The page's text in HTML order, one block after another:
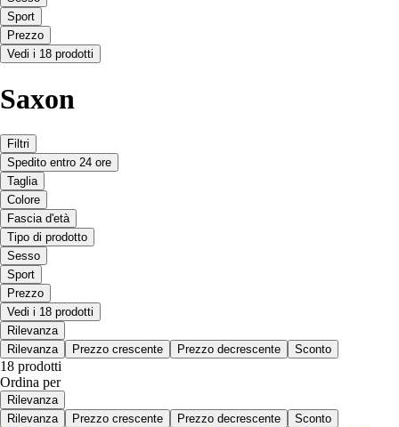
Sport
Prezzo
Vedi i 18 prodotti
Saxon
Filtri
Spedito entro 24 ore
Taglia
Colore
Fascia d'età
Tipo di prodotto
Sesso
Sport
Prezzo
Vedi i 18 prodotti
Rilevanza
Rilevanza
Prezzo crescente Prezzo decrescente Sconto
18 prodotti
Ordina per
Rilevanza
Rilevanza
Prezzo crescente Prezzo decrescente Sconto